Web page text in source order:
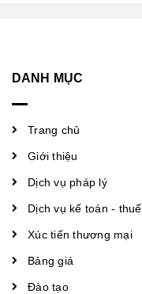
DANH MỤC
Trang chủ
Giới thiệu
Dịch vụ pháp lý
Dịch vụ kế toán - thuế
Xúc tiến thương mại
Bảng giá
Đào tạo